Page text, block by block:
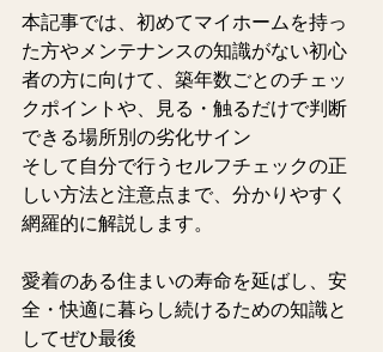
本記事では、初めてマイホームを持っ
た方やメンテナンスの知識がない初心
者の方に向けて、築年数ごとのチェッ
クポイントや、見る・触るだけで判断
できる場所別の劣化サイン
そして自分で行うセルフチェックの正
しい方法と注意点まで、分かりやすく
網羅的に解説します。
愛着のある住まいの寿命を延ばし、安
全・快適に暮らし続けるための知識と
してぜひ最後